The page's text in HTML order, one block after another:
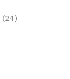
(24)